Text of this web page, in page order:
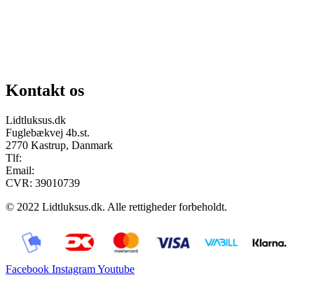
Kontakt os
Lidtluksus.dk
Fuglebækvej 4b.st.
2770 Kastrup, Danmark
Tlf:
Email:
CVR: 39010739
© 2022 Lidtluksus.dk. Alle rettigheder forbeholdt.
Facebook InstagramYoutube